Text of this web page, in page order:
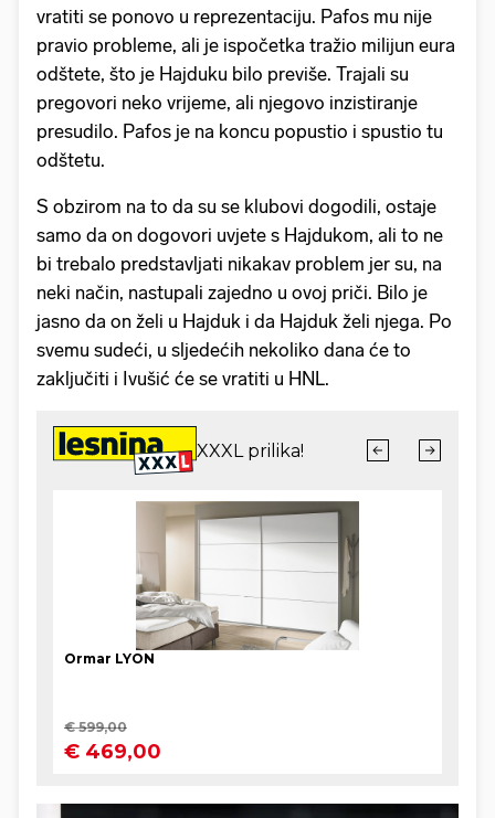
vratiti se ponovo u reprezentaciju. Pafos mu nije
pravio probleme, ali je ispočetka tražio milijun eura
odštete, što je Hajduku bilo previše. Trajali su
pregovori neko vrijeme, ali njegovo inzistiranje
presudilo. Pafos je na koncu popustio i spustio tu
odštetu.
S obzirom na to da su se klubovi dogodili, ostaje
samo da on dogovori uvjete s Hajdukom, ali to ne
bi trebalo predstavljati nikakav problem jer su, na
neki način, nastupali zajedno u ovoj priči. Bilo je
jasno da on želi u Hajduk i da Hajduk želi njega. Po
svemu sudeći, u sljedećih nekoliko dana će to
zaključiti i Ivušić će se vratiti u HNL.